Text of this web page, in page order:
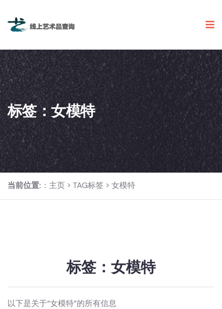
标签：女模特
当前位置: ： 主页 > TAG标签 > 女模特
标签：女模特
以下是关于“女模特”的所有信息